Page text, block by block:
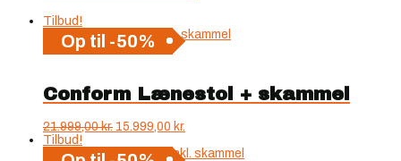
Tilbud!
Op til -50%
Conform Lænestol + skammel
21.999,00kr. Den
pris
15.999,00 kr.
pris
Tilbud!